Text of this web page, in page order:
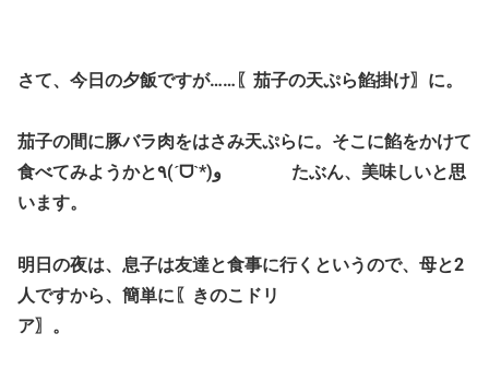
さて、今日の夕飯ですが……〖茄子の天ぷら餡掛け〗に。
茄子の間に豚バラ肉をはさみ天ぷらに。そこに餡をかけて
食べてみようかと٩(ˊᗜˋ*)و たぶん、美味しいと思
います。
明日の夜は、息子は友達と食事に行くというので、母と2
人ですから、簡単に〖きのこドリ
ア〗。